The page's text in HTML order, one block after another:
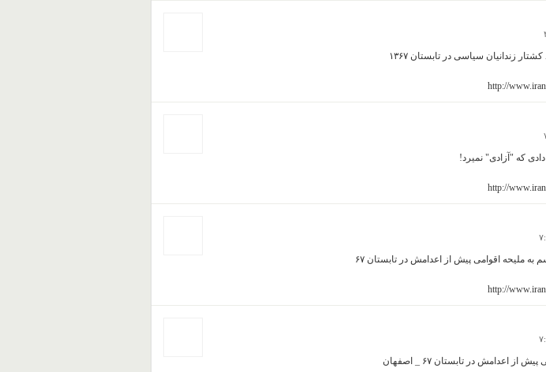
زندانیان سیاسی در تابستان ۱۳۶۷
http://
که "آزادی" نمیرد!
http://
به ملیحه اقوامی پیش از اعدامش در تابستان ۶۷
http://
اعدامش در تابستان ۶۷ _ اصفهان